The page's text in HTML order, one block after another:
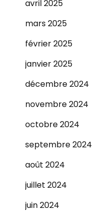
avril 2025
mars 2025
février 2025
janvier 2025
décembre 2024
novembre 2024
octobre 2024
septembre 2024
août 2024
juillet 2024
juin 2024